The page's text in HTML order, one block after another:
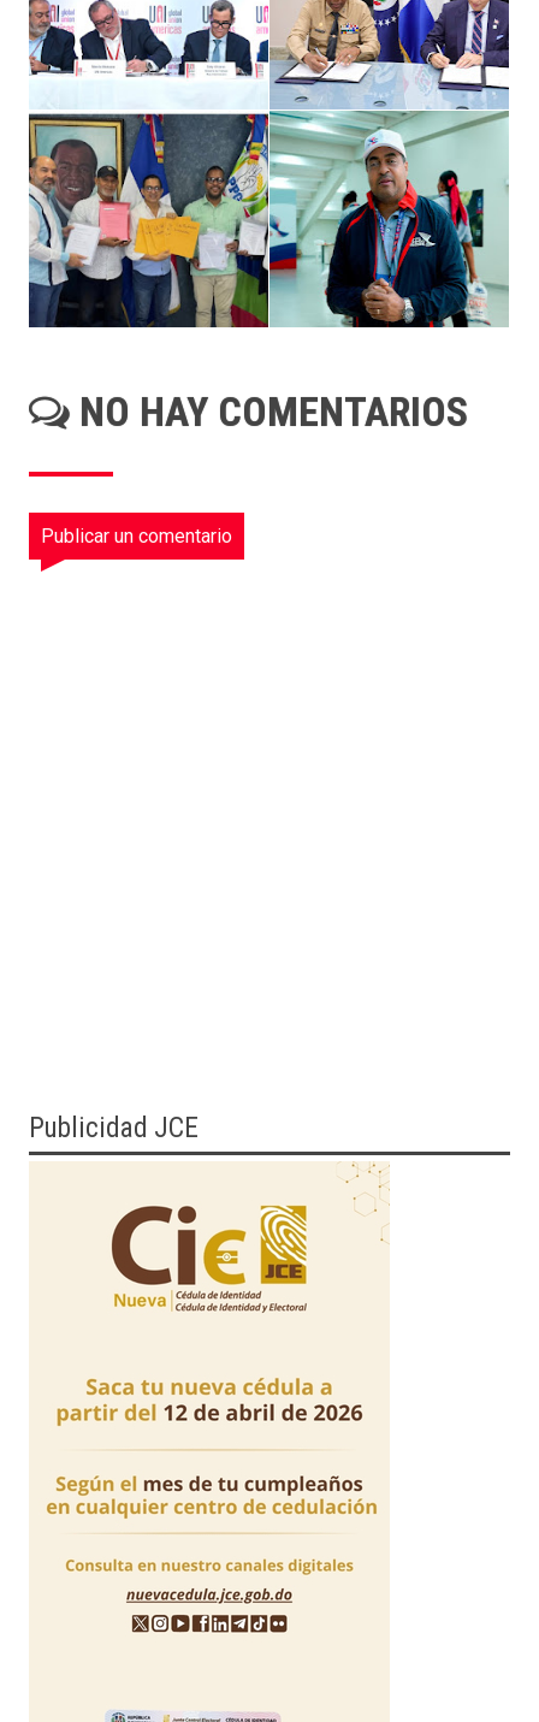
NO HAY COMENTARIOS
Publicar un comentario
Publicidad JCE